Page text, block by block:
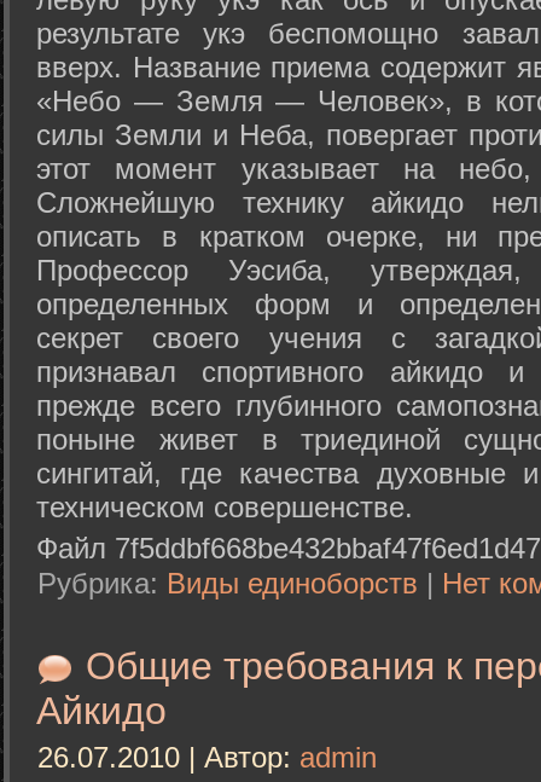
результате укэ беспомощно
вверх. Название приема содержит
«Небо — Земля — Человек», в
силы Земли и Неба, повергает
этот момент указывает на
Сложнейшую технику айкидо
описать в кратком очерке, ни
Профессор Уэсиба,
определенных форм и
секрет своего учения с
признавал спортивного айкидо
прежде всего глубинного
поныне живет в триединой
сингитай, где качества духовные
техническом совершенстве.
Файл
Рубрика: Виды единоборств | Нет
Общие требования к
Айкидо
26.07.2010 | Автор: admin